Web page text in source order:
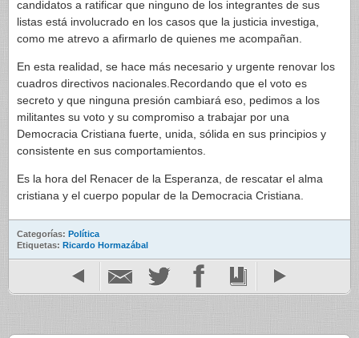
candidatos a ratificar que ninguno de los integrantes de sus
listas está involucrado en los casos que la justicia investiga,
como me atrevo a afirmarlo de quienes me acompañan.
En esta realidad, se hace más necesario y urgente renovar los
cuadros directivos nacionales.Recordando que el voto es
secreto y que ninguna presión cambiará eso, pedimos a los
militantes su voto y su compromiso a trabajar por una
Democracia Cristiana fuerte, unida, sólida en sus principios y
consistente en sus comportamientos.
Es la hora del Renacer de la Esperanza, de rescatar el alma
cristiana y el cuerpo popular de la Democracia Cristiana.
Categorías: Política
Etiquetas: Ricardo Hormazábal